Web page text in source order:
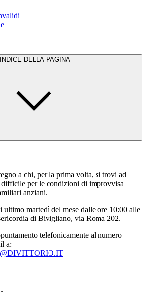
INDICE DELLA PAGINA
a chi, per la prima volta, si trovi ad
difficile per le condizioni di improvvisa
anziani.
martedì del mese dalle ore 10:00 alle
di Bivigliano, via Roma 202.
telefonicamente al numero
a: